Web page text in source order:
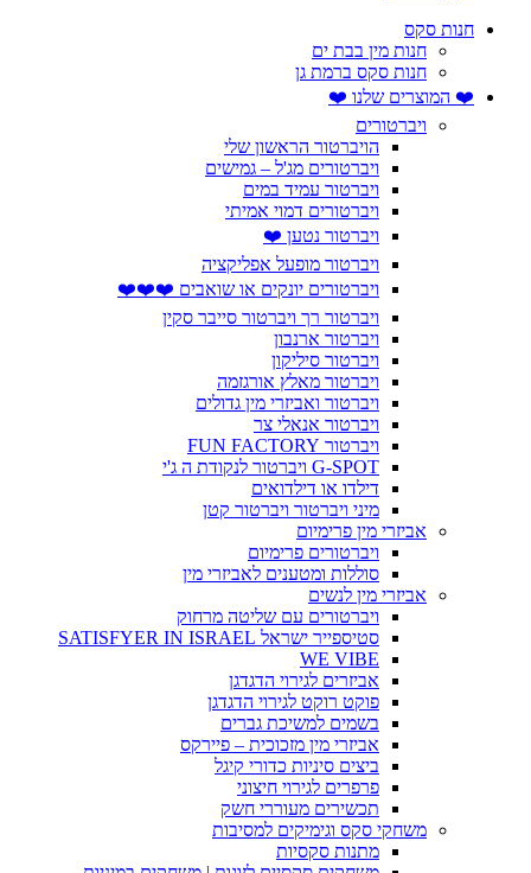
חנות סקס
חנות מין בבת ים
חנות סקס ברמת גן
❤️ המוצרים שלנו ❤️
ויברטורים
הויברטור הראשון שלי
ויברטורים מג'ל – גמישים
ויברטור עמיד במים
ויברטורים דמוי אמיתי
ויברטור נטען ❤️
ויברטור מופעל אפליקציה
ויברטורים יונקים או שואבים ❤️❤️❤️
ויברטור רך ויברטור סייבר סקין
ויברטור ארנבון
ויברטור סיליקון
ויברטור מאלץ אורגזמה
ויברטור ואביזרי מין גדולים
ויברטור אנאלי צר
ויברטור FUN FACTORY
G-SPOT ויברטור לנקודת ה ג'י
דילדו או דילדואים
מיני ויברטור ויברטור קטן
אביזרי מין פרימיום
ויברטורים פרימיום
סוללות ומטענים לאביזרי מין
אביזרי מין לנשים
ויברטורים עם שליטה מרחוק
סטיספייר ישראל SATISFYER IN ISRAEL
WE VIBE
אביזרים לגירוי הדגדגן
פוקט רוקט לגירוי הדגדגן
בשמים למשיכת גברים
אביזרי מין מזכוכית – פיירקס
ביצים סיניות כדורי קיגל
פרפרים לגירוי חיצוני
תכשירים מעוררי חשק
משחקי סקס וגימיקים למסיבות
מתנות סקסיות